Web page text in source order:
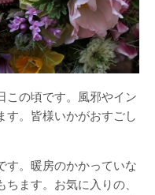
この頃です。風邪やイン
す。皆様いかがおすごし
す。暖房のかかっていな
ます。お気に入りの、